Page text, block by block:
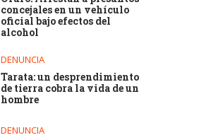
concejales en un vehículo
oficial bajo efectos del
alcohol
DENUNCIA
Tarata: un desprendimiento
de tierra cobra la vida de un
hombre
DENUNCIA